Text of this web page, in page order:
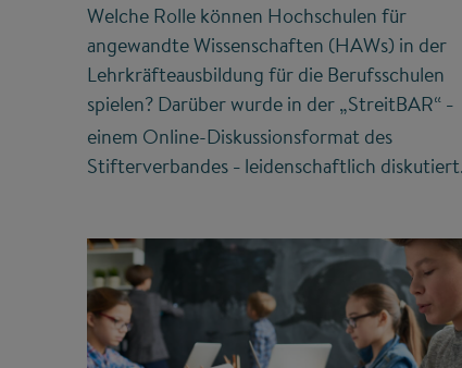
Welche Rolle können Hochschulen für
angewandte Wissenschaften (HAWs) in der
Lehrkräfteausbildung für die Berufsschulen
spielen? Darüber wurde in der „StreitBAR“ –
einem Online-Diskussionsformat des
Stifterverbandes – leidenschaftlich diskutiert.